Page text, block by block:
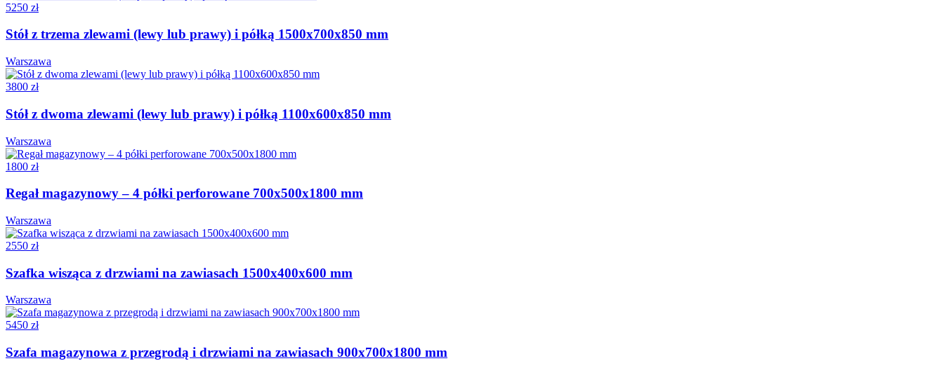
5250 zł
Stół z trzema zlewami (lewy lub prawy) i półką 1500x700x850 mm
Warszawa
3800 zł
Stół z dwoma zlewami (lewy lub prawy) i półką 1100x600x850 mm
Warszawa
1800 zł
Regał magazynowy – 4 półki perforowane 700x500x1800 mm
Warszawa
2550 zł
Szafka wisząca z drzwiami na zawiasach 1500x400x600 mm
Warszawa
5450 zł
Szafa magazynowa z przegrodą i drzwiami na zawiasach 900x700x1800 mm